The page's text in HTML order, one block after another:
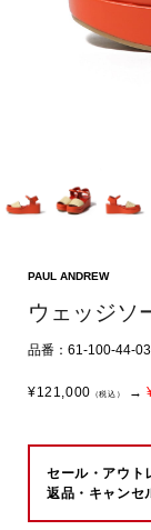
PAUL ANDREW
ウェッジソ
品番：61-100-44-
¥121,000 （税込） →
セール・アウト
返品・キャンセ